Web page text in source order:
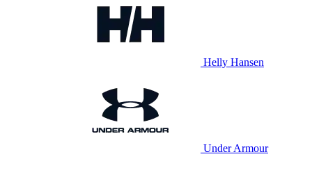
Helly Hansen
Under Armour